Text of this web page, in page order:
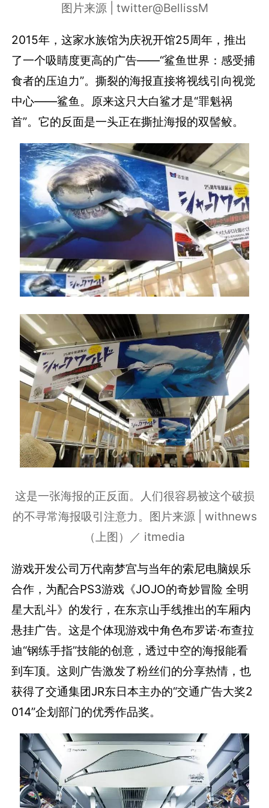
图片来源 | twitter@BellissM
2015年，这家水族馆为庆祝开馆25周年，推出
了一个吸睛度更高的广告――“鲨鱼世界：感受捕
食者的压迫力”。撕裂的海报直接将视线引向视觉
中心――鲨鱼。原来这只大白鲨才是“罪魁祸
首”。它的反面是一头正在撕扯海报的双髻鲛。
这是一张海报的正反面。人们很容易被这个破损
的不寻常海报吸引注意力。图片来源 | withnews
（上图）／ itmedia
游戏开发公司万代南梦宫与当年的索尼电脑娱乐
合作，为配合PS3游戏《JOJO的奇妙冒险 全明
星大乱斗》的发行，在东京山手线推出的车厢内
悬挂广告。这是个体现游戏中角色布罗诺·布查拉
迪“钢练手指”技能的创意，透过中空的海报能看
到车顶。这则广告激发了粉丝们的分享热情，也
获得了交通集团JR东日本主办的“交通广告大奖2
014”企划部门的优秀作品奖。